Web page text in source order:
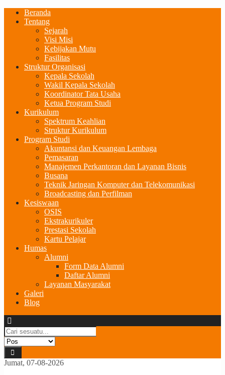
Beranda
Tentang
Sejarah
Visi Misi
Kebijakan Mutu
Fasilitas
Struktur Organisasi
Kepala Sekolah
Wakil Kepala Sekolah
Koordinator Tata Usaha
Ketua Program Studi
Kurikulum
Spektrum Keahlian
Struktur Kurikulum
Program Studi
Akuntansi dan Keuangan Lembaga
Pemasaran
Manajemen Perkantoran dan Layanan Bisnis
Busana
Teknik Jaringan Komputer dan Telekomunikasi
Broadcasting dan Perfilman
Kesiswaan
OSIS
Ekstrakurikuler
Prestasi Sekolah
Kartu Pelajar
Humas
Alumni
Form Data Alumni
Daftar Alumni
Layanan Masyarakat
Galeri
Blog
Jumat, 07-08-2026